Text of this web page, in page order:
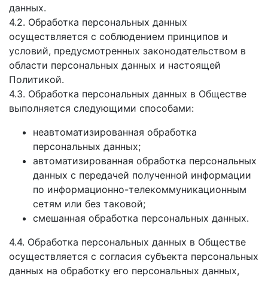
данных.
4.2. Обработка персональных данных
осуществляется с соблюдением принципов и
условий, предусмотренных законодательством в
области персональных данных и настоящей
Политикой.
4.3. Обработка персональных данных в Обществе
выполняется следующими способами:
неавтоматизированная обработка
персональных данных;
автоматизированная обработка персональных
данных с передачей полученной информации
по информационно-телекоммуникационным
сетям или без таковой;
смешанная обработка персональных данных.
4.4. Обработка персональных данных в Обществе
осуществляется с согласия субъекта персональных
данных на обработку его персональных данных,